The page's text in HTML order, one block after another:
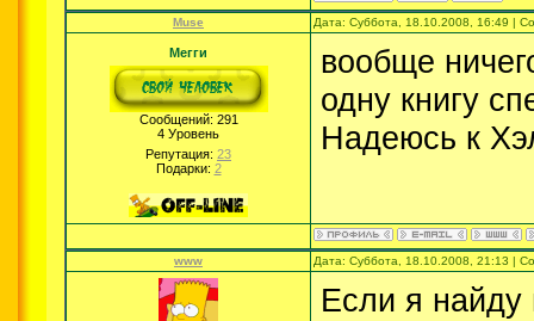
Muse Дата: Суббота, 18.10.2008, 16:49 |
Мегги
Сообщений: 291
4 Уровень
Репутация: 23
Подарки: 2
вообще
одну книгу
Надеюсь к
www Дата: Суббота, 18.10.2008, 21:13 |
Если я найду